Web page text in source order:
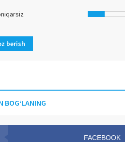
berish
BOG‘LANING
FACEBOOK